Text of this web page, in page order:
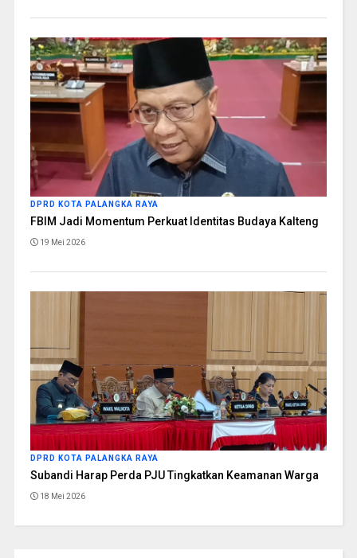
DPRD KOTA PALANGKA RAYA
FBIM Jadi Momentum Perkuat Identitas Budaya Kalteng
19 Mei 2026
DPRD KOTA PALANGKA RAYA
Subandi Harap Perda PJU Tingkatkan Keamanan Warga
18 Mei 2026